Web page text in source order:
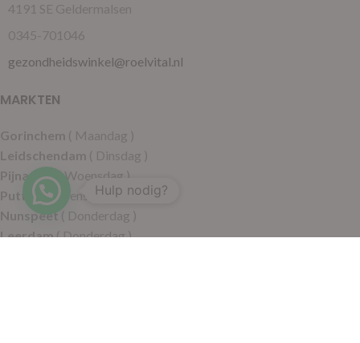
4191 SE Geldermalsen
0345-701046
gezondheidswinkel@roelvital.nl
MARKTEN
Gorinchem ( Maandag )
Leidschendam ( Dinsdag )
Pijnacker ( Woensdag )
Putten( Woensdag )
Nunspeet( Donderdag )
Leerdam( Donderdag )
Hulp nodig?